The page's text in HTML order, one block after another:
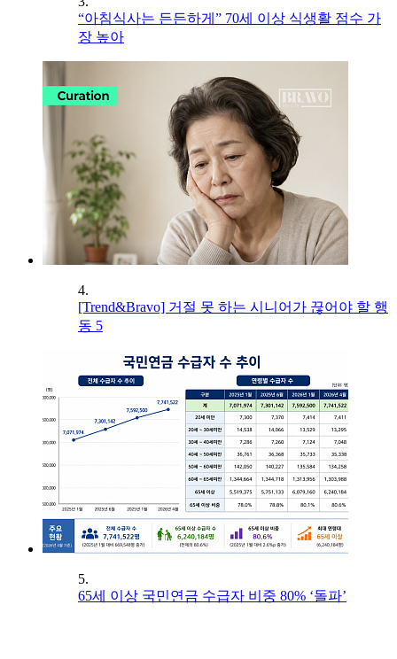
“아침식사는 든든하게” 70세 이상 식생활 점수 가
장 높아
4.
[Trend&Bravo] 거절 못 하는 시니어가 끊어야 할 행
동 5
5.
65세 이상 국민연금 수급자 비중 80% ‘돌파’